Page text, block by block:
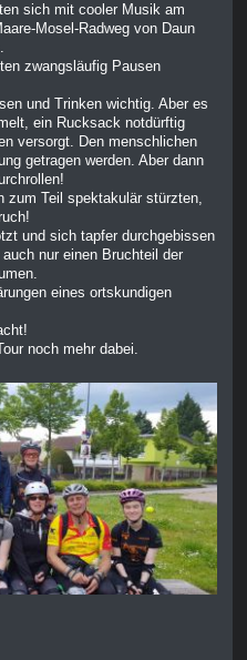
sich mit cooler Musik am
Mosel-Radweg von Daun
zwangsläufig Pausen
und Trinken wichtig. Aber es
ein Rucksack notdürftig
versorgt. Den menschlichen
getragen werden. Aber dann
zum Teil spektakulär stürzten,
und sich tapfer durchgebissen
nur einen Bruchteil der
eines ortskundigen
noch mehr dabei.